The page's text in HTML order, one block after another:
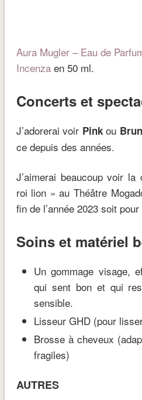
Aura Mugler – Eau de
Incenzaen 50 ml.
Concerts et
J’adorerai voir Pinkou
ce depuis des années.
J’aimerai beaucoup voir
roi lion » au Théâtre
fin de l’année 2023 soit pour
Soins et matériel
Un gommage visage,
qui sent bon et qui
sensible.
Lisseur GHD (pour
Brosse à cheveux
fragiles)
AUTRES